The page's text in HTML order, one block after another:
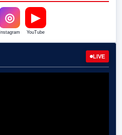
◎
Instagram
▶
YouTube
LIVE